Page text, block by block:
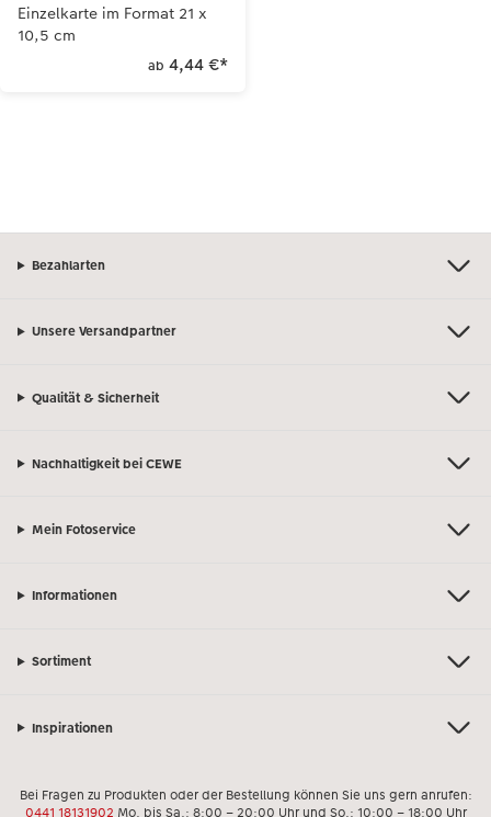
Einzelkarte im Format 21 x
10,5 cm
ab 4,44 €*
Bezahlarten
Unsere Versandpartner
Qualität & Sicherheit
Nachhaltigkeit bei CEWE
Mein Fotoservice
Informationen
Sortiment
Inspirationen
Bei Fragen zu Produkten oder der Bestellung können Sie uns gern anrufen:
0441 18131902 Mo. bis Sa.: 8:00 – 20:00 Uhr und So.: 10:00 – 18:00 Uhr